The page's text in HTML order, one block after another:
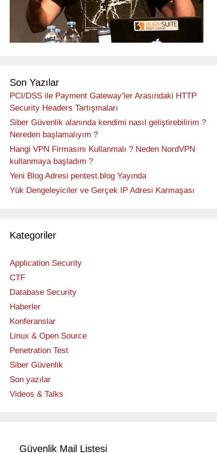
Son Yazılar
PCI/DSS ile Payment Gateway’ler Arasındaki HTTP
Security Headers Tartışmaları
Siber Güvenlik alanında kendimi nasıl geliştirebilirim ?
Nereden başlamalıyım ?
Hangi VPN Firmasını Kullanmalı ? Neden NordVPN
kullanmaya başladım ?
Yeni Blog Adresi pentest.blog Yayında
Yük Dengeleyiciler ve Gerçek IP Adresi Karmaşası
Kategoriler
Application Security
CTF
Database Security
Haberler
Konferanslar
Linux & Open Source
Penetration Test
Siber Güvenlik
Son yazılar
Videos & Talks
Güvenlik Mail Listesi